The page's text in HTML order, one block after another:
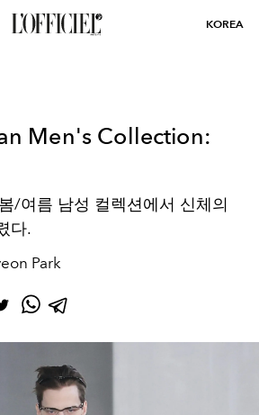
KOREA
Men's Collection:
/여름 남성 컬렉션에서 신체의
다.
Park